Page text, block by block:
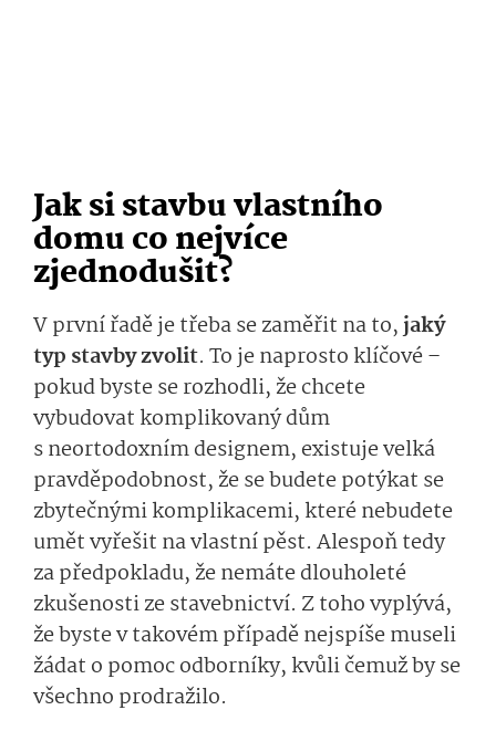
Jak si stavbu vlastního
domu co nejvíce
zjednodušit?
V první řadě je třeba se zaměřit na to,jaký
typ stavby zvolit. To je naprosto klíčové –
pokud byste se rozhodli, že chcete
vybudovat komplikovaný dům
s neortodoxním designem, existuje velká
pravděpodobnost, že se budete potýkat se
zbytečnými komplikacemi, které nebudete
umět vyřešit na vlastní pěst. Alespoň tedy
za předpokladu, že nemáte dlouholeté
zkušenosti ze stavebnictví. Z toho vyplývá,
že byste v takovém případě nejspíše museli
žádat o pomoc odborníky, kvůli čemuž by se
všechno prodražilo.